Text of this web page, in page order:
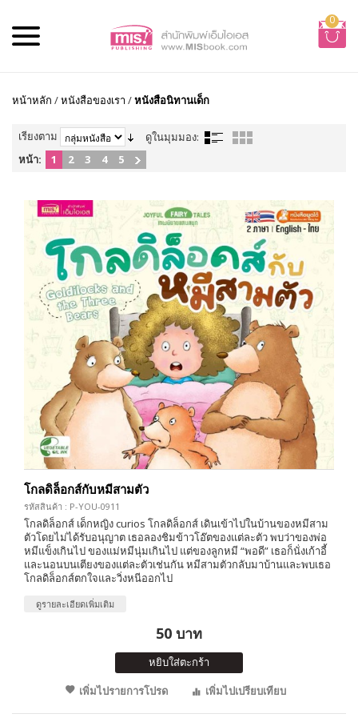
0
หน้าหลัก /หนังสือของเรา /หนังสือนิทานเด็ก
เรียงตาม
ดูในมุมมอง:
หน้า:
1 2 3 4 5
โกลดิล็อกส์กับหมีสามตัว
รหัสสินค้า : P-YOU-0911
โกลดิล็อกส์ เด็กหญิง curios โกลดิล็อกส์ เดินเข้าไปในบ้านของหมีสาม
ตัวโดยไม่ได้รับอนุญาต เธอลองชิมข้าวโอ๊ตของแต่ละตัว พบว่าของพ่อ
หมีแข็งเกินไป ของแม่หมีนุ่มเกินไป แต่ของลูกหมี “พอดี” เธอก็นั่งเก้าอี้
และนอนบนเตียงของแต่ละตัวเช่นกัน หมีสามตัวกลับมาบ้านและพบเธอ
โกลดิล็อกส์ตกใจและวิ่งหนีออกไป
ดูรายละเอียดเพิ่มเติม
50 บาท
หยิบใส่ตะกร้า
เพิ่มไปรายการโปรด
เพิ่มไปเปรียบเทียบ